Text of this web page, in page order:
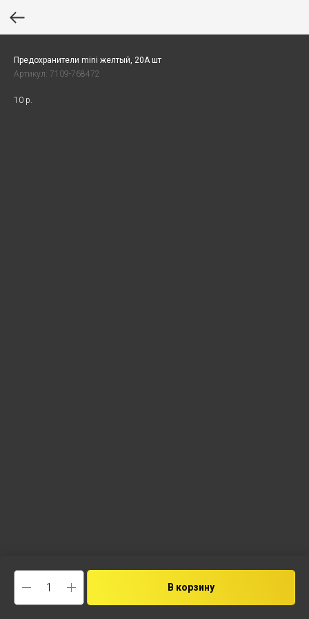
Предохранители mini желтый, 20А шт
Артикул: 7109-768472
10 р.
В корзину